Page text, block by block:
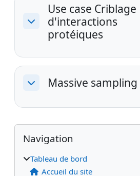
Replier
Use case Criblage
d'interactions
protéiques
ReplierMassive sampling
Blocs
Blocs supplémentaires
Passer Navigation
Navigation
Tableau de bord
Accueil du site